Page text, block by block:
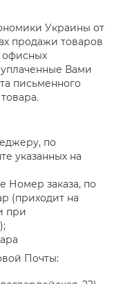
Украины от
продажи товаров
офисных
Вами
письменного
по
указанных на
Номер заказа, по
(приходит на
при
Почты: